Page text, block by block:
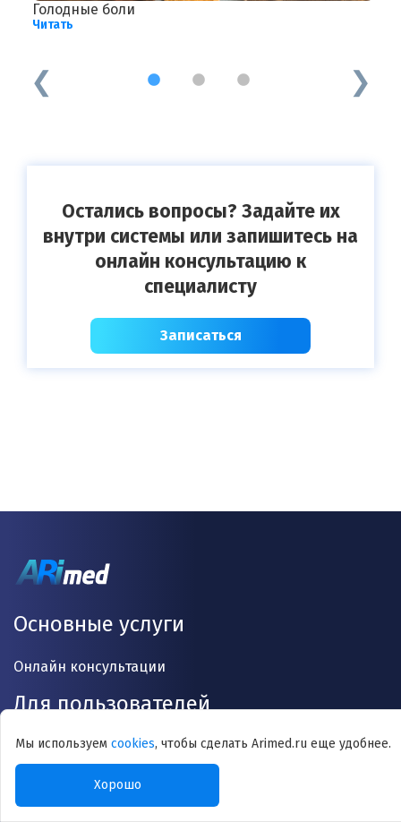
Голодные боли
Читать
1 2 3
Остались вопросы? Задайте их
внутри системы или запишитесь на
онлайн консультацию к
специалисту
Записаться
Основные услуги
Онлайн консультации
Для пользователей
О проекте
Статьи
Мы используем cookies, чтобы сделать Arimed.ru еще удобнее.
Хорошо